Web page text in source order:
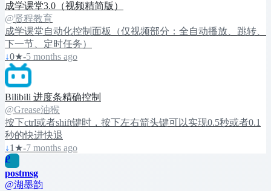
成学课堂3.0（视频精简版）
@贤程教育
成学课堂自动化控制面板（仅视频部分：全自动播放、跳转、
下一节、定时任务）
↓0★-5 months ago
Bilibili 进度条精确控制
@Grease油猴
按下ctrl或者shift键时，按下左右箭头键可以实现0.5秒或者0.1
秒的快进快退
↓1 ★-7 months ago
P
postmsg
@湖墨韵